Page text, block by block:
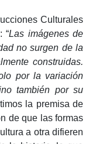
Culturales
“Las imágenes de
no surgen de la
construidas.
por la variación
también por su
la premisa de
de que las formas
a otra difieren